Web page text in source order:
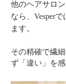
他のヘアサロ
なら、Vesper
ます。
その精確で繊
ず「違い」を